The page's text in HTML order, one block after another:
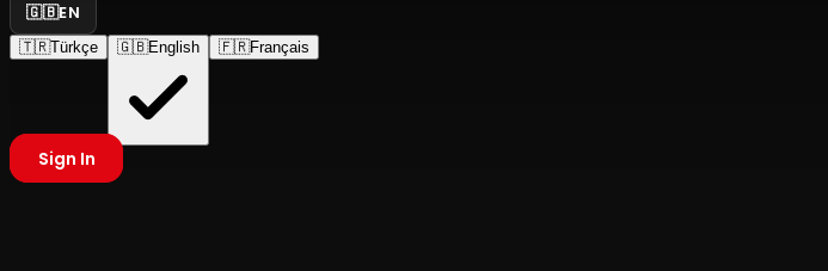
🇬🇧EN
🇹🇷Türkçe 🇬🇧English 🇫🇷Français
Sign In